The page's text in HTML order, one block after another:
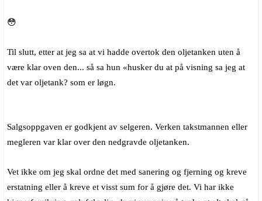
😳
Til slutt, etter at jeg sa at vi hadde overtok den oljetanken uten å
være klar oven den... så sa hun «husker du at på visning sa jeg at
det var oljetank? som er løgn.
Salgsoppgaven er godkjent av selgeren. Verken takstmannen eller
megleren var klar over den nedgravde oljetanken.
Vet ikke om jeg skal ordne det med sanering og fjerning og kreve
erstatning eller å kreve et visst sum for å gjøre det. Vi har ikke